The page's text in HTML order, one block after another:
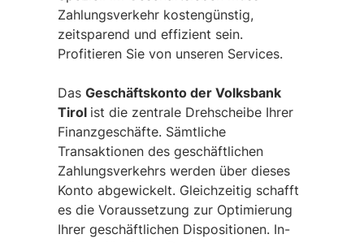
Zahlungsverkehr kostengünstig,
zeitsparend und effizient sein.
Profitieren Sie von unseren Services.
Das Geschäftskonto der Volksbank
Tirol ist die zentrale Drehscheibe Ihrer
Finanzgeschäfte. Sämtliche
Transaktionen des geschäftlichen
Zahlungsverkehrs werden über dieses
Konto abgewickelt. Gleichzeitig schafft
es die Voraussetzung zur Optimierung
Ihrer geschäftlichen Dispositionen. In-